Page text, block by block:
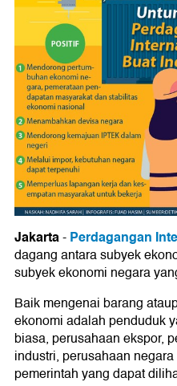
Jakarta-Perdagangan
dagang antara subyek
subyek ekonomi negara
Baik mengenai barang
ekonomi adalah penduduk
biasa, perusahaan ekspor,
industri, perusahaan
pemerintah yang dapat